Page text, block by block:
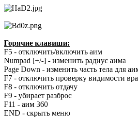
Горячие клавиши:
F5 - отключить/включить аим
Numpad [+/-] - изменить радиус аима
Page Down - изменить часть тела для
F7 - отключить проверку видимости
F8 - отключить отдачу
F9 - убирает разброс
F11 - аим 360
END - скрыть меню